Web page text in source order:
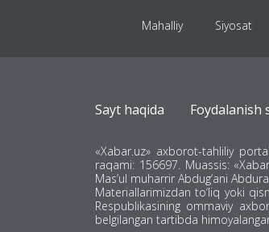
Mahalliy Siyosat
Sayt haqida Foydalanish
«Xabar.uz» axborot-tahliliy
raqami: 156697. Muassis:
Mas’ul muharrir Abdug‘ani
Materiallarimizdan to‘liq yoki
Respublikasining ommaviy
belgilangan tartibda